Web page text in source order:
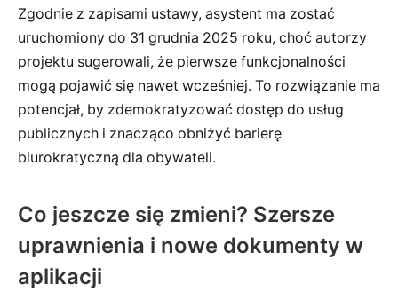
Zgodnie z zapisami ustawy, asystent ma zostać
uruchomiony do 31 grudnia 2025 roku, choć autorzy
projektu sugerowali, że pierwsze funkcjonalności
mogą pojawić się nawet wcześniej. To rozwiązanie ma
potencjał, by zdemokratyzować dostęp do usług
publicznych i znacząco obniżyć barierę
biurokratyczną dla obywateli.
Co jeszcze się zmieni? Szersze
uprawnienia i nowe dokumenty w
aplikacji